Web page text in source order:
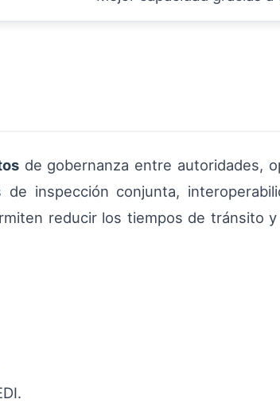
de gobernanza entre autoridades,
inspección conjunta,
reducir los tiempos de tránsito